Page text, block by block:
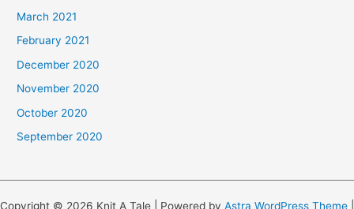
March 2021
February 2021
December 2020
November 2020
October 2020
September 2020
Copyright © 2026 Knit A Tale | Powered by Astra WordPress Theme